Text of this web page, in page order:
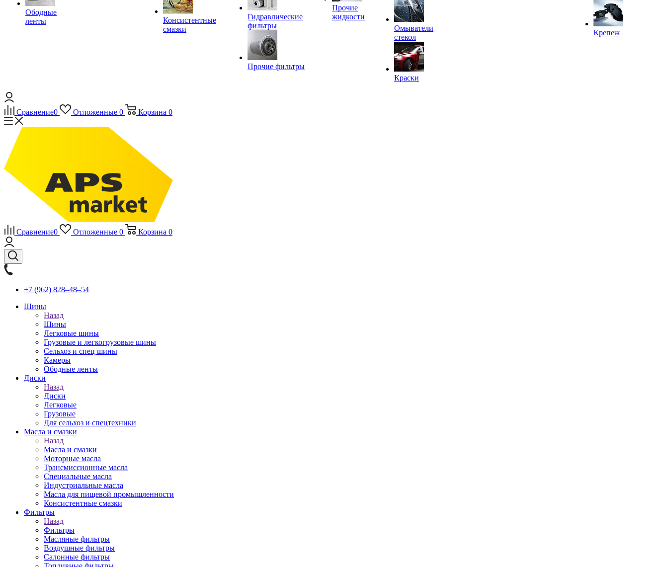
Ободные
ленты
Консистентные
смазки
Гидравлические
фильтры
Прочие фильтры
Прочие
жидкости
Омыватели
стекол
Краски
Крепеж
Сравнение0 Отложенные 0 Корзина 0
Сравнение0 Отложенные 0 Корзина 0
+7 (962) 828‒48‒54
Шины
Назад
Шины
Легковые шины
Грузовые и легкогрузовые шины
Сельхоз и спец шины
Камеры
Ободные ленты
Диски
Назад
Диски
Легковые
Грузовые
Для сельхоз и спецтехники
Масла и смазки
Назад
Масла и смазки
Моторные масла
Трансмиссионные масла
Специальные масла
Индустриальные масла
Масла для пищевой промышленности
Консистентные смазки
Фильтры
Назад
Фильтры
Масляные фильтры
Воздушные фильтры
Салонные фильтры